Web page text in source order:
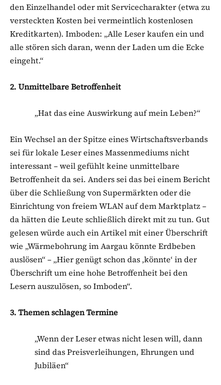
den Einzelhandel oder mit Servicecharakter (etwa zu
versteckten Kosten bei vermeintlich kostenlosen
Kreditkarten). Imboden: „Alle Leser kaufen ein und
alle stören sich daran, wenn der Laden um die Ecke
eingeht.“
2. Unmittelbare Betroffenheit
„Hat das eine Auswirkung auf mein Leben?“
Ein Wechsel an der Spitze eines Wirtschaftsverbands
sei für lokale Leser eines Massenmediums nicht
interessant – weil gefühlt keine unmittelbare
Betroffenheit da sei. Anders sei das bei einem Bericht
über die Schließung von Supermärkten oder die
Einrichtung von freiem WLAN auf dem Marktplatz –
da hätten die Leute schließlich direkt mit zu tun. Gut
gelesen würde auch ein Artikel mit einer Überschrift
wie „Wärmebohrung im Aargau könnte Erdbeben
auslösen“ – „Hier genügt schon das ‚könnte‘ in der
Überschrift um eine hohe Betroffenheit bei den
Lesern auszulösen, so Imboden“.
3. Themen schlagen Termine
„Wenn der Leser etwas nicht lesen will, dann
sind das Preisverleihungen, Ehrungen und
Jubiläen“